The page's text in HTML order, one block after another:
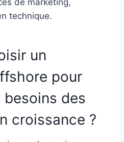
technique.
un
pour
besoins des
croissance ?